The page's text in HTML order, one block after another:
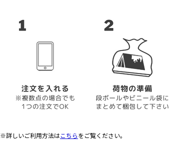
※詳しいご利用方法はこちらをご覧ください。